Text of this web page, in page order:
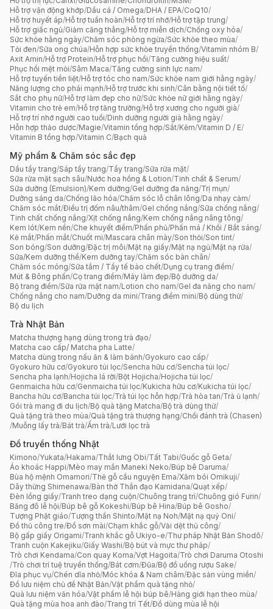
Hỗ trợ vận động khớp/Dầu cá / Omega/DHA / EPA/CoQ10/
Hỗ trợ huyết áp/Hỗ trợ tuần hoàn/Hỗ trợ trí nhớ/Hỗ trợ tập trung/
Hỗ trợ giấc ngủ/Giảm căng thẳng/Hỗ trợ miễn dịch/Chống oxy hóa/
Sức khỏe hằng ngày/Chăm sóc phòng ngừa/Sức khỏe theo mùa/
Tỏi đen/Sữa ong chúa/Hỗn hợp sức khỏe truyền thống/Vitamin nhóm B/
Axit Amin/Hỗ trợ Protein/Hỗ trợ phục hồi/Tăng cường hiệu suất/
Phục hồi mệt mỏi/Sâm Maca/Tăng cường sinh lực nam/
Hỗ trợ tuyến tiền liệt/Hỗ trợ tóc cho nam/Sức khỏe nam giới hằng ngày/
Năng lượng cho phái mạnh/Hỗ trợ trước khi sinh/Cân bằng nội tiết tố/
Sắt cho phụ nữ/Hỗ trợ làm đẹp cho nữ/Sức khỏe nữ giới hằng ngày/
Vitamin cho trẻ em/Hỗ trợ tăng trưởng/Hỗ trợ xương cho người già/
Hỗ trợ trí nhớ người cao tuổi/Dinh dưỡng người già hằng ngày/
Hỗn hợp thảo dược/Magie/Vitamin tổng hợp/Sắt/Kẽm/Vitamin D / E/
Vitamin B tổng hợp/Vitamin C/Bạch quả
Mỹ phẩm & Chăm sóc sắc đẹp
Dầu tẩy trang/Sáp tẩy trang/Tẩy trang/Sữa rửa mặt/
Sữa rửa mặt sạch sâu/Nước hoa hồng & Lotion/Tinh chất & Serum/
Sữa dưỡng (Emulsion)/Kem dưỡng/Gel dưỡng đa năng/Trị mụn/
Dưỡng sáng da/Chống lão hóa/Chăm sóc lỗ chân lông/Da nhạy cảm/
Chăm sóc mắt/Điều trị đốm nâu/thâm/Gel chống nắng/Sữa chống nắng/
Tinh chất chống nắng/Xịt chống nắng/Kem chống nắng nâng tông/
Kem lót/Kem nền/Che khuyết điểm/Phấn phủ/Phấn má / Khối / Bắt sáng/
Kẻ mắt/Phấn mắt/Chuốt mi/Mascara chân mày/Son thỏi/Son tint/
Son bóng/Son dưỡng/Đặc trị môi/Mặt nạ giấy/Mặt nạ ngủ/Mặt nạ rửa/
Sữa/Kem dưỡng thể/Kem dưỡng tay/Chăm sóc bàn chân/
Chăm sóc móng/Sữa tắm / Tẩy tế bào chết/Dụng cụ trang điểm/
Mút & Bông phấn/Cọ trang điểm/Máy làm đẹp/Bộ dưỡng da/
Bộ trang điểm/Sữa rửa mặt nam/Lotion cho nam/Gel đa năng cho nam/
Chống nắng cho nam/Dưỡng da mini/Trang điểm mini/Bộ dùng thử/
Bộ du lịch
Trà Nhật Bản
Matcha thượng hạng dùng trong trà đạo/
Matcha cao cấp/ Matcha pha Latte/
Matcha dùng trong nấu ăn & làm bánh/Gyokuro cao cấp/
Gyokuro hữu cơ/Gyokuro túi lọc/Sencha hữu cơ/Sencha túi lọc/
Sencha pha lạnh/Hojicha lá rời/Bột Hojicha/Hojicha túi lọc/
Genmaicha hữu cơ/Genmaicha túi lọc/Kukicha hữu cơ/Kukicha túi lọc/
Bancha hữu cơ/Bancha túi lọc/Trà túi lọc hỗn hợp/Trà hòa tan/Trà ủ lạnh/
Gói trà mang đi du lịch/Bộ quà tặng Matcha/Bộ trà dùng thử/
Quà tặng trà theo mùa/Quà tặng trà thượng hạng/Chổi đánh trà (Chasen)
/Muỗng lấy trà/Bát trà/Ấm trà/Lưới lọc trà
Đồ truyền thống Nhật
Kimono/Yukata/Hakama/Thắt lưng Obi/Tất Tabi/Guốc gỗ Geta/
Áo khoác Happi/Mèo may mắn Maneki Neko/Búp bê Daruma/
Bùa hộ mệnh Omamori/Thẻ gỗ cầu nguyện Ema/Xăm bói Omikuji/
Dây thừng Shimenawa/Bàn thờ Thần đạo Kamidana/Quạt xếp/
Đèn lồng giấy/Tranh treo dạng cuộn/Chuông trang trí/Chuông gió Furin/
Băng đô lễ hội/Búp bê gỗ Kokeshi/Búp bê Hina/Búp bê Gosho/
Tượng Phật giáo/Tượng thần Shinto/Mặt nạ Noh/Mặt nạ quỷ Oni/
Đồ thủ công tre/Đồ sơn mài/Chạm khắc gỗ/Vải dệt thủ công/
Bộ gấp giấy Origami/Tranh khắc gỗ Ukiyo-e/Thư pháp Nhật Bản Shodō/
Tranh cuộn Kakejiku/Giấy Washi/Bộ bút và mực thư pháp/
Trò chơi Kendama/Con quay Koma/Vợt Hagoita/Trò chơi Daruma Otoshi
/Trò chơi trí tuệ truyền thống/Bát cơm/Đũa/Bộ đồ uống rượu Sake/
Đĩa phục vụ/Chén dĩa nhỏ/Móc khóa & Nam châm/Đặc sản vùng miền/
Đồ lưu niệm chủ đề Nhật Bản/Vật phẩm quà tặng nhỏ/
Quà lưu niệm văn hóa/Vật phẩm lễ hội búp bê/Hàng giới hạn theo mùa/
Quà tặng mùa hoa anh đào/Trang trí Tết/Đồ dùng mùa lễ hội